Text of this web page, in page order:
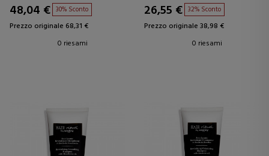
48,04 € 30% Sconto
Prezzo originale 68,31 €
0 riesami
26,55 € 32% Sconto
Prezzo originale 38,98 €
0 riesami